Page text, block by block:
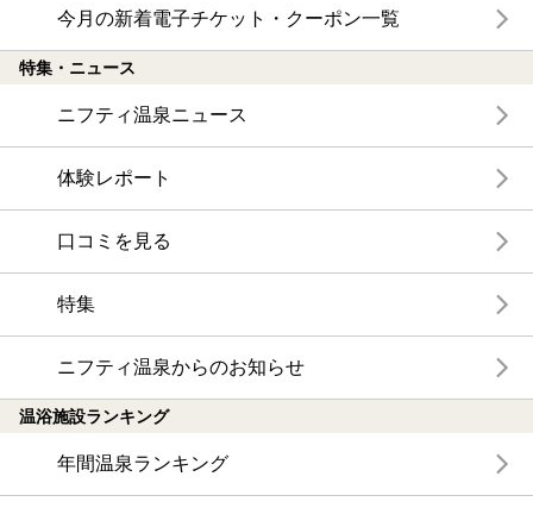
今月の新着電子チケット・クーポン一覧
特集・ニュース
ニフティ温泉ニュース
体験レポート
口コミを見る
特集
ニフティ温泉からのお知らせ
温浴施設ランキング
年間温泉ランキング